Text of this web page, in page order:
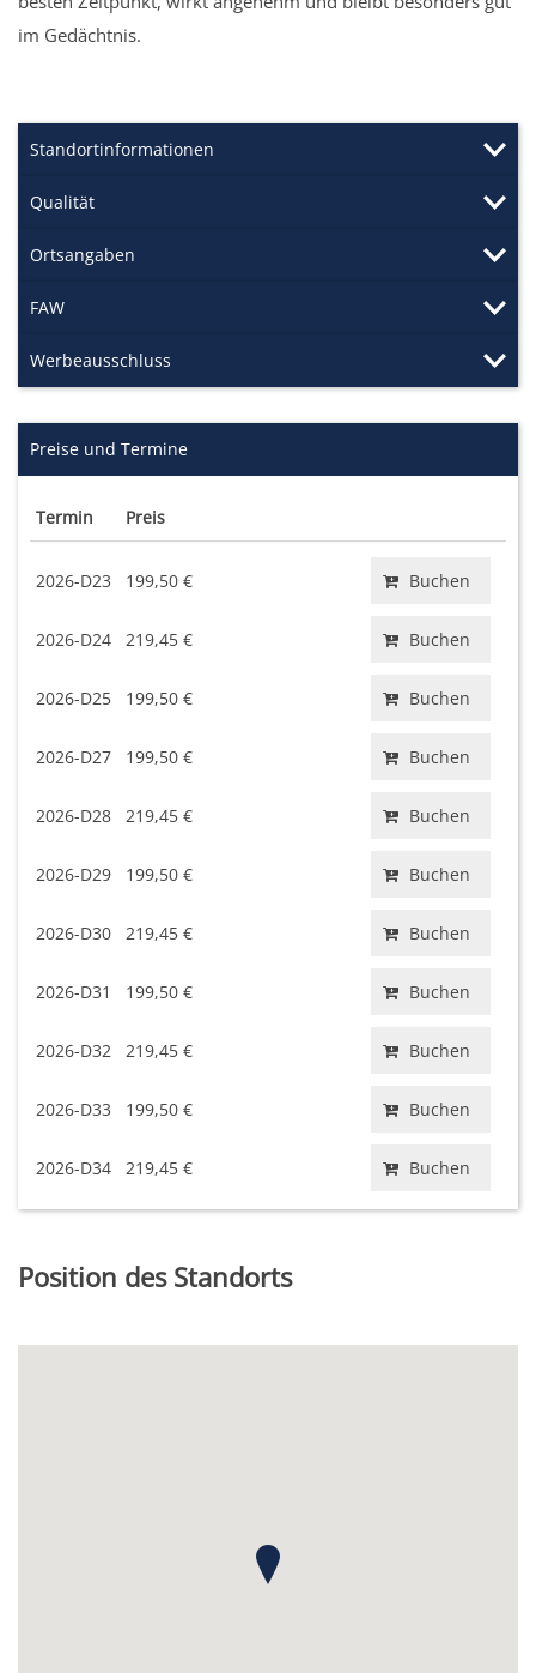
im Gedächtnis.
Standortinformationen
Qualität
Ortsangaben
FAW
Werbeausschluss
Preise und Termine
Termin Preis
2026-D23 199,50 € Buchen
2026-D24 219,45 € Buchen
2026-D25 199,50 € Buchen
2026-D27 199,50 € Buchen
2026-D28 219,45 € Buchen
2026-D29 199,50 € Buchen
2026-D30 219,45 € Buchen
2026-D31 199,50 € Buchen
2026-D32 219,45 € Buchen
2026-D33 199,50 € Buchen
2026-D34 219,45 € Buchen
Position des Standorts